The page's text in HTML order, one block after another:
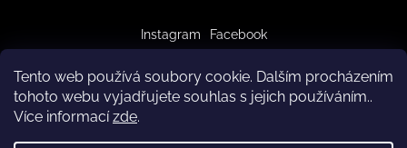
Tento web používá soubory cookie. Dalším procházením
tohoto webu vyjadřujete souhlas s jejich používáním..
Více informacízde.
Instagram Facebook